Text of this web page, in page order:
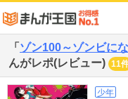
「 ゾン100～ゾンビに
んがレポ(レビュー) 11
少年